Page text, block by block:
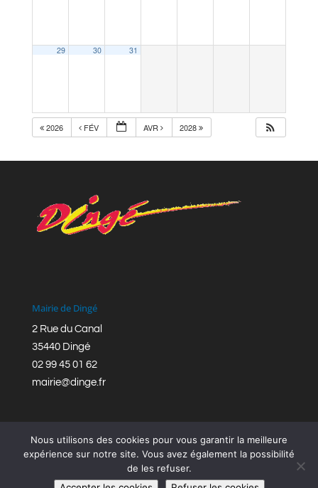
29 30 31
2026 FÉV AVR 2028
Mairie de Dingé
2 Rue du Canal
35440 Dingé
02 99 45 01 62
mairie@dinge.fr
Réalisation © Mairie de Dingé,Bretagne Romantique
Nous utilisons des cookies pour vous garantir la meilleure
expérience sur notre site. Vous avez également la possibilité
de les refuser.